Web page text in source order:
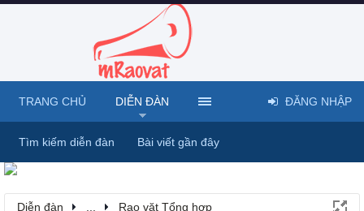
Diễn đàn Rao vặt Tổng hợp
TRANG CHỦ DIỄN ĐÀN
Tìm kiếm diễn đàn Bài viết gần đây
ĐĂNG NHẬP